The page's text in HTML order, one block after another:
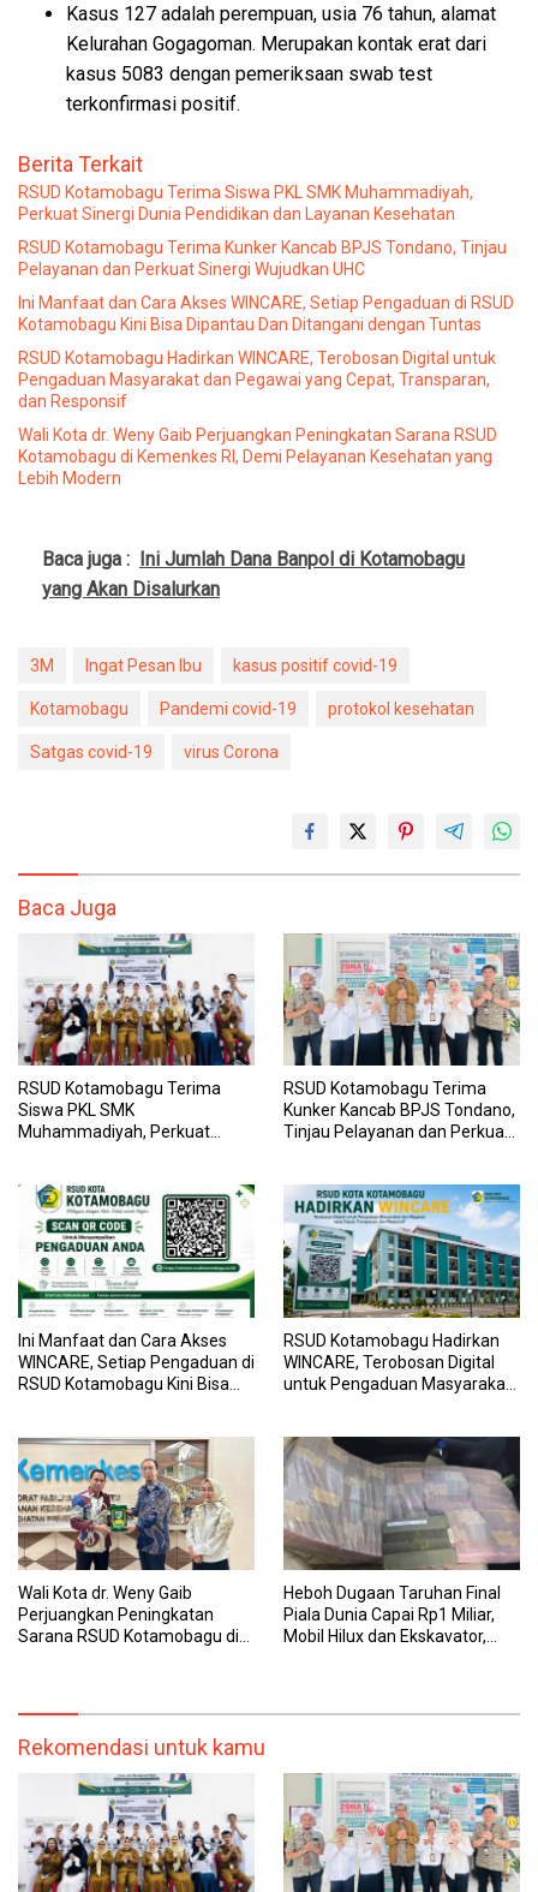
Kasus 127 adalah perempuan, usia 76 tahun, alamat
Kelurahan Gogagoman. Merupakan kontak erat dari
kasus 5083 dengan pemeriksaan swab test
terkonfirmasi positif.
Berita Terkait
RSUD Kotamobagu Terima Siswa PKL SMK Muhammadiyah,
Perkuat Sinergi Dunia Pendidikan dan Layanan Kesehatan
RSUD Kotamobagu Terima Kunker Kancab BPJS Tondano, Tinjau
Pelayanan dan Perkuat Sinergi Wujudkan UHC
Ini Manfaat dan Cara Akses WINCARE, Setiap Pengaduan di RSUD
Kotamobagu Kini Bisa Dipantau Dan Ditangani dengan Tuntas
RSUD Kotamobagu Hadirkan WINCARE, Terobosan Digital untuk
Pengaduan Masyarakat dan Pegawai yang Cepat, Transparan,
dan Responsif
Wali Kota dr. Weny Gaib Perjuangkan Peningkatan Sarana RSUD
Kotamobagu di Kemenkes RI, Demi Pelayanan Kesehatan yang
Lebih Modern
Baca juga : Ini Jumlah Dana Banpol di Kotamobagu
yang Akan Disalurkan
3M Ingat Pesan Ibu kasus positif covid-19
Kotamobagu Pandemi covid-19 protokol kesehatan
Satgas covid-19 virus Corona
Baca Juga
RSUD Kotamobagu Terima
Siswa PKL SMK
Muhammadiyah, Perkuat
RSUD Kotamobagu Terima
Kunker Kancab BPJS Tondano,
Tinjau Pelayanan dan Perkuat
Ini Manfaat dan Cara Akses
WINCARE, Setiap Pengaduan di
RSUD Kotamobagu Kini Bisa
RSUD Kotamobagu Hadirkan
WINCARE, Terobosan Digital
untuk Pengaduan Masyarakat
Wali Kota dr. Weny Gaib
Perjuangkan Peningkatan
Sarana RSUD Kotamobagu di
Heboh Dugaan Taruhan Final
Piala Dunia Capai Rp1 Miliar,
Mobil Hilux dan Ekskavator,
Rekomendasi untuk kamu